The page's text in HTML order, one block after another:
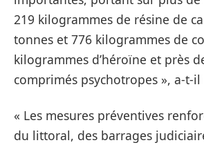
219 kilogrammes de résine de
tonnes et 776 kilogrammes de
kilogrammes d’héroïne et près
comprimés psychotropes », a-t-
« Les mesures préventives
du littoral, des barrages